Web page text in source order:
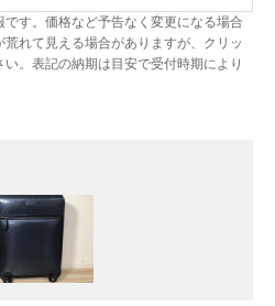
す。価格など予告なく変更になる場合
れて見える場合がありますが、クリッ
。表記の納期は目安で受付時期により